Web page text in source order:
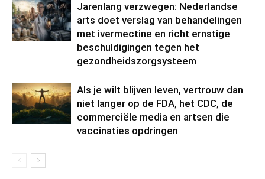
Jarenlang verzwegen: Nederlandse
arts doet verslag van behandelingen
met ivermectine en richt ernstige
beschuldigingen tegen het
gezondheidszorgsysteem
Als je wilt blijven leven, vertrouw dan
niet langer op de FDA, het CDC, de
commerciële media en artsen die
vaccinaties opdringen